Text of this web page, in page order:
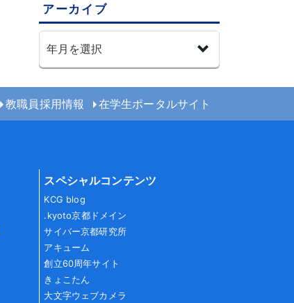
アーカイブ
教職員採用情報 在学生ポータルサイト
スペシャルコンテンツ
KCG blog
.kyoto京都ドメイン
サイバー京都研究所
アキューム
創立60周年サイト
きょこたん
大文字ウェブカメラ